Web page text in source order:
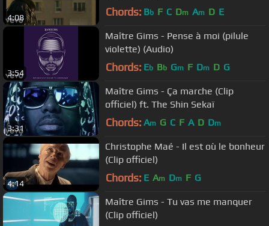
4:08 Chords: Bb F C Dm Am D E
3:54
Maître Gims - Pense à moi (pilule
violette) (Audio)
Chords: Eb Bb Gm F Dm D G
3:31
Maître Gims - Ça marche (Clip
officiel) ft. The Shin Sekaï
Chords: Am G C F A D Dm
4:14
Christophe Maé - Il est où le bonheur
(Clip officiel)
Chords: E Am Dm F G
Maître Gims - Tu vas me manquer
(Clip officiel)